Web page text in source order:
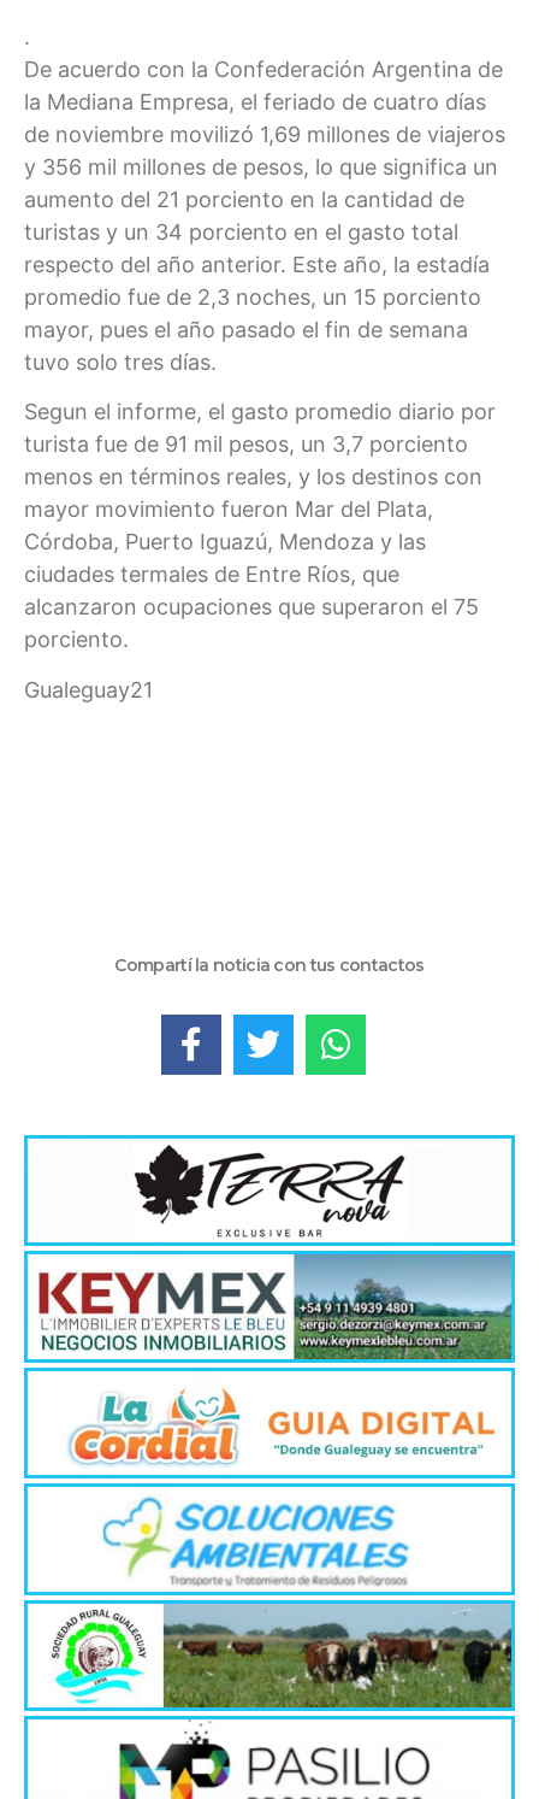
.
De acuerdo con la Confederación Argentina de
la Mediana Empresa, el feriado de cuatro días
de noviembre movilizó 1,69 millones de viajeros
y 356 mil millones de pesos, lo que significa un
aumento del 21 porciento en la cantidad de
turistas y un 34 porciento en el gasto total
respecto del año anterior. Este año, la estadía
promedio fue de 2,3 noches, un 15 porciento
mayor, pues el año pasado el fin de semana
tuvo solo tres días.
Segun el informe, el gasto promedio diario por
turista fue de 91 mil pesos, un 3,7 porciento
menos en términos reales, y los destinos con
mayor movimiento fueron Mar del Plata,
Córdoba, Puerto Iguazú, Mendoza y las
ciudades termales de Entre Ríos, que
alcanzaron ocupaciones que superaron el 75
porciento.
Gualeguay21
Compartí la noticia con tus contactos